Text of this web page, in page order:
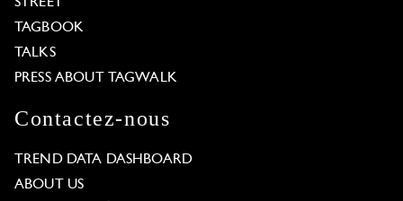
TAGBOOK
TALKS
PRESS ABOUT TAGWALK
Contactez-nous
TREND DATA DASHBOARD
ABOUT US